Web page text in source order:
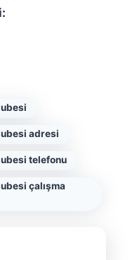
adresi
telefonu
çalışma